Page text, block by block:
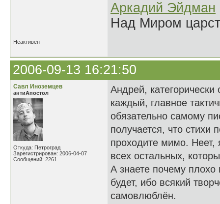
Аркадий Эйдман
Над Миром
Неактивен
2006-09-13 16:21:50
Савл Иноземцев
антиАпостол
Откуда: Петроград
Зарегистрирован: 2006-04-07
Сообщений: 2261
Андрей,
каждый, главное
обязательно самому
получается, что стихи
проходите мимо. Неет,
всех остальных,
А знаете почему
будет, ибо всякий
самовлюблён.